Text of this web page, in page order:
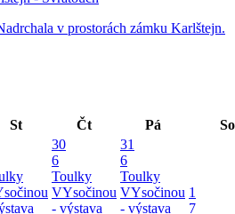
v prostorách zámku Karlštejn.
St Čt Pá
So
30
6
Toulky
VYsočinou
- výstava
31
6
Toulky
VYsočinou
- výstava
1
7